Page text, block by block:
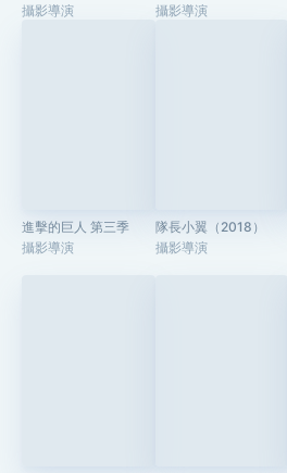
攝影導演
攝影導演
進擊的巨人 第三季
攝影導演
隊長小翼（2018）
攝影導演